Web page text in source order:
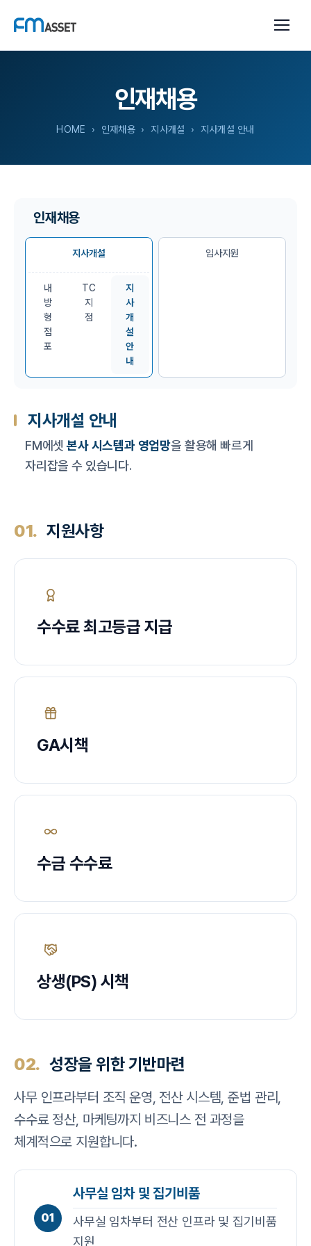
인재채용
HOME › 인재채용 › 지사개설 › 지사개설 안내
인재채용
지사개설
내
방
형
점
포
TC
지
점
지
사
개
설
안
내
입사지원
지사개설 안내
FM에셋본사 시스템과 영업망을 활용해 빠르게
자리잡을 수 있습니다.
01. 지원사항
수수료 최고등급 지급
GA시책
수금 수수료
상생(PS) 시책
02. 성장을 위한 기반마련
사무 인프라부터 조직 운영, 전산 시스템, 준법 관리,
수수료 정산, 마케팅까지 비즈니스 전 과정을
체계적으로 지원합니다.
01
사무실 임차 및 집기비품
사무실 임차부터 전산 인프라 및 집기비품
지원